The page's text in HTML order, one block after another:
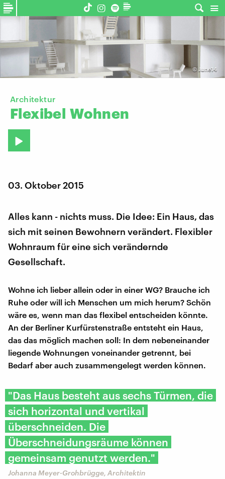
© June14
Architektur
Flexibel Wohnen
03. Oktober 2015
Alles kann - nichts muss. Die Idee: Ein Haus, das
sich mit seinen Bewohnern verändert. Flexibler
Wohnraum für eine sich verändernde
Gesellschaft.
Wohne ich lieber allein oder in einer WG? Brauche ich
Ruhe oder will ich Menschen um mich herum? Schön
wäre es, wenn man das flexibel entscheiden könnte.
An der Berliner Kurfürstenstraße entsteht ein Haus,
das das möglich machen soll: In dem nebeneinander
liegende Wohnungen voneinander getrennt, bei
Bedarf aber auch zusammengelegt werden können.
"Das Haus besteht aus sechs Türmen, die
sich horizontal und vertikal
überschneiden. Die
Überschneidungsräume können
gemeinsam genutzt werden."
Johanna Meyer-Grohbrügge, Architektin